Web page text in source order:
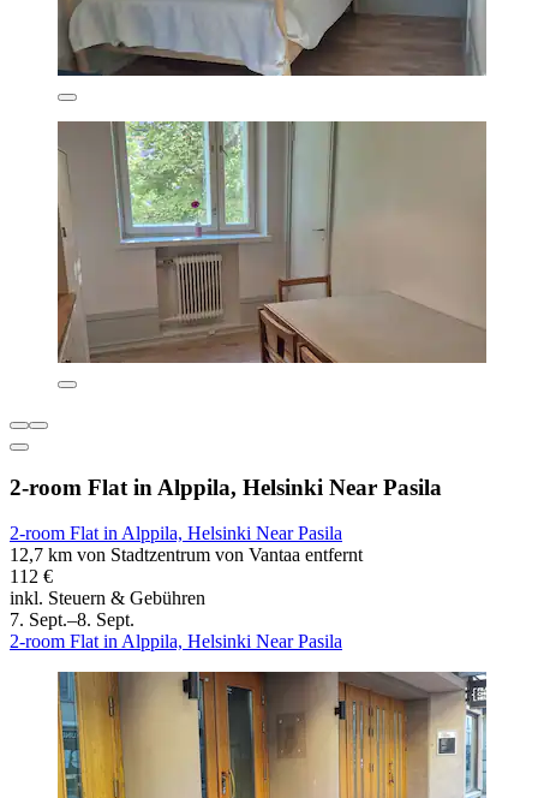
2-room Flat in Alppila, Helsinki Near Pasila
2-room Flat in Alppila, Helsinki Near Pasila
12,7 km von Stadtzentrum von Vantaa entfernt
112 €
inkl. Steuern & Gebühren
7. Sept.–8. Sept.
2-room Flat in Alppila, Helsinki Near Pasila